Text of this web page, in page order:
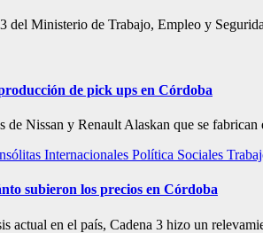
del Ministerio de Trabajo, Empleo y
de pick ups en Córdoba
Nissan y Renault Alaskan que se
Internacionales Política Sociales
subieron los precios en Córdoba
actual en el país, Cadena 3 hizo un